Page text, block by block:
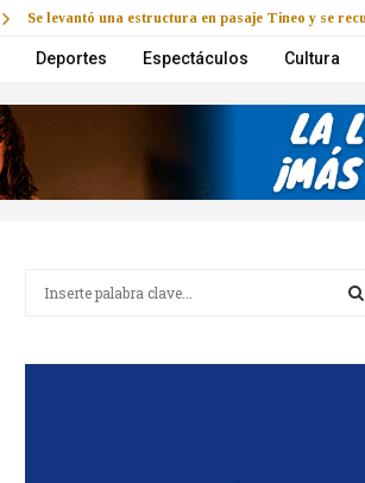
Se levantó una estructura en pasaje Tineo y se
Deportes Espectáculos Cultura